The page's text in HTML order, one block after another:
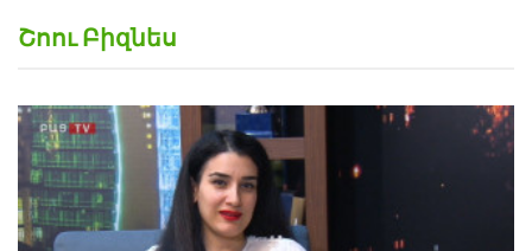
Շոու Բիզնես